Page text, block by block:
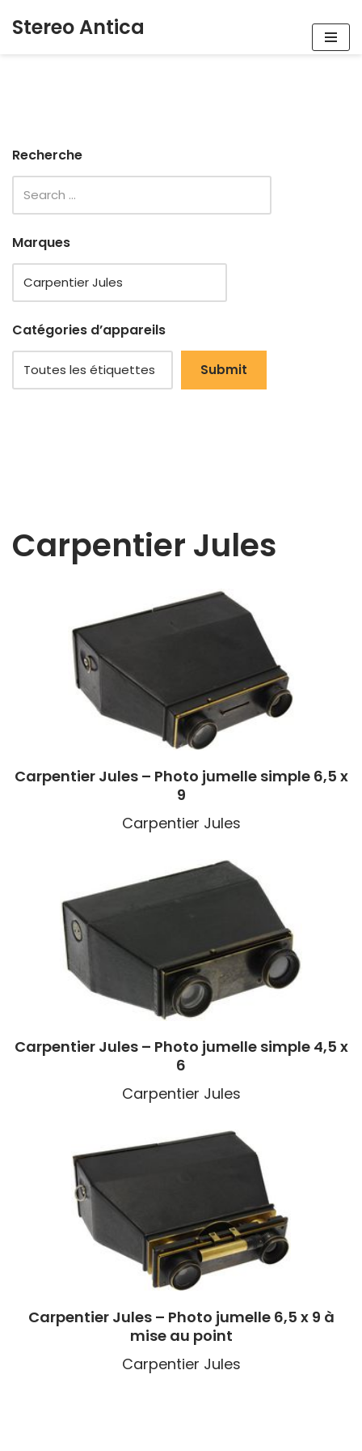
Stereo Antica
Recherche
Marques
Catégories d’appareils
Carpentier Jules
Carpentier Jules – Photo jumelle simple 6,5 x
9
Carpentier Jules
Carpentier Jules – Photo jumelle simple 4,5 x
6
Carpentier Jules
Carpentier Jules – Photo jumelle 6,5 x 9 à
mise au point
Carpentier Jules